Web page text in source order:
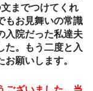
までつけてくれ
もお見舞いの常識
入院だった私達夫
た。もう二度と入
願いします。